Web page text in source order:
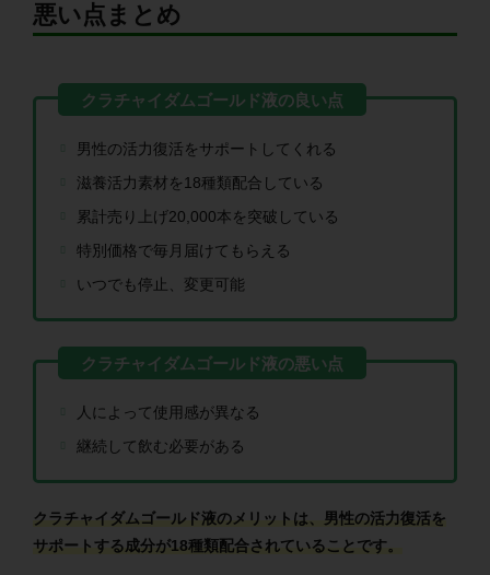
悪い点まとめ
男性の活力復活をサポートしてくれる
滋養活力素材を18種類配合している
累計売り上げ20,000本を突破している
特別価格で毎月届けてもらえる
いつでも停止、変更可能
人によって使用感が異なる
継続して飲む必要がある
クラチャイダムゴールド液のメリットは、男性の活力復活を
サポートする成分が18種類配合されていることです。